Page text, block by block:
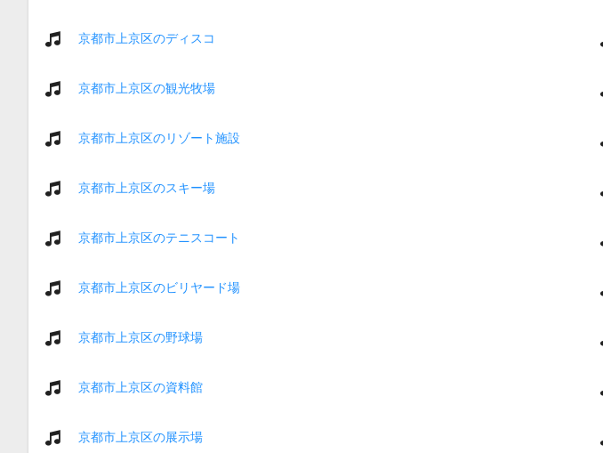
京都市上京区のディスコ
京都市上京区の観光牧場
京都市上京区のリゾート施設
京都市上京区のスキー場
京都市上京区のテニスコート
京都市上京区のビリヤード場
京都市上京区の野球場
京都市上京区の資料館
京都市上京区の展示場